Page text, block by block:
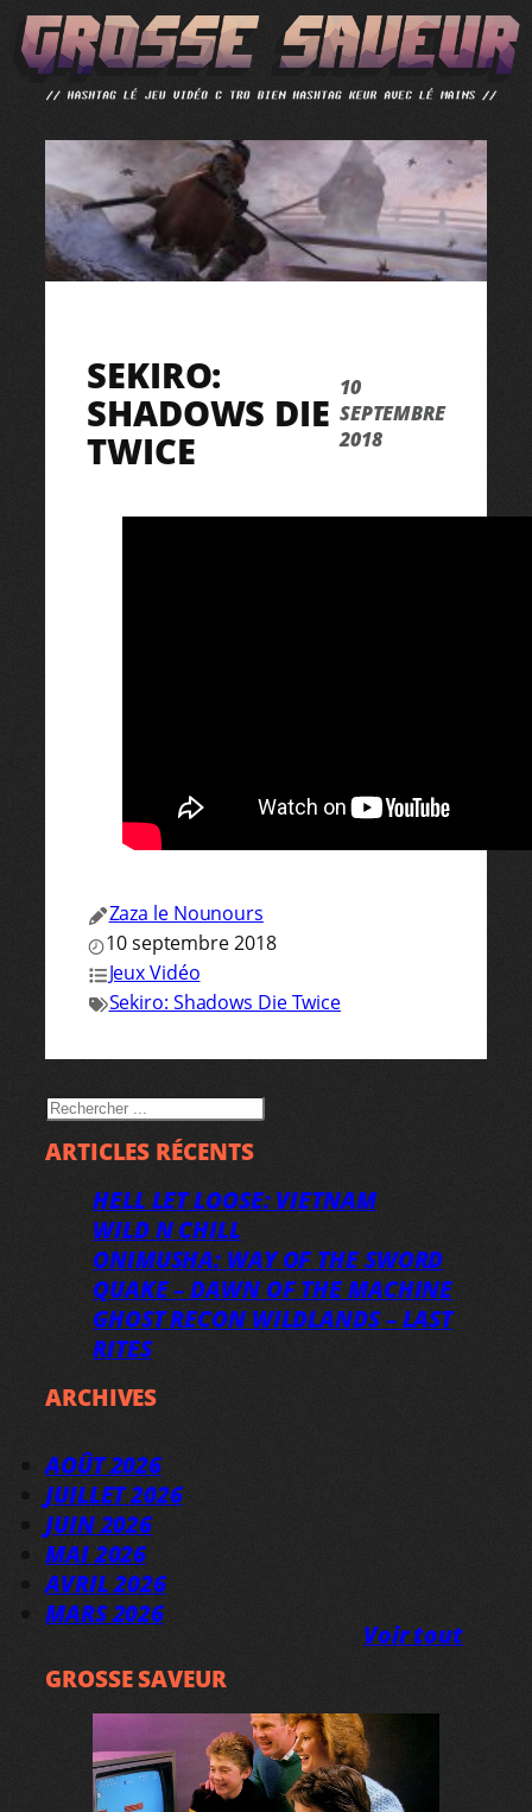
ALLER
AU
CONTENU
SEKIRO:
SHADOWS DIE
TWICE
10
SEPTEMBRE
2018
Zaza le Nounours
10 septembre 2018
Jeux Vidéo
Sekiro: Shadows Die Twice
RECHERCHER
ARTICLES RÉCENTS
HELL LET LOOSE: VIETNAM
WILD N CHILL
ONIMUSHA: WAY OF THE SWORD
QUAKE – DAWN OF THE MACHINE
GHOST RECON WILDLANDS – LAST
RITES
ARCHIVES
AOÛT 2026
JUILLET 2026
JUIN 2026
MAI 2026
AVRIL 2026
MARS 2026
Voir tout
GROSSE SAVEUR